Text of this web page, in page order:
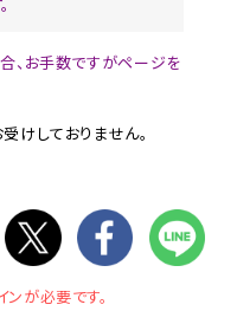
、お手数ですがページを
けしておりません。
が必要です。